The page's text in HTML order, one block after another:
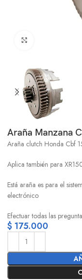
Araña Manzana
Araña clutch Honda Cbf
Aplica también para
Está araña es para el
electrónico
Efectuar todas las
$ 175.000